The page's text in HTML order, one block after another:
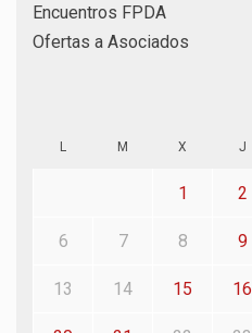
Encuentros FPDA
Ofertas a Asociados
L M X J
1 2
6 7 8 9
13 14 15 16